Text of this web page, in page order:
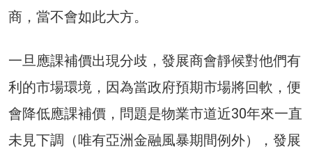
商，當不會如此大方。
一旦應課補價出現分歧，發展商會靜候對他們有
利的市場環境，因為當政府預期市場將回軟，便
會降低應課補價，問題是物業市道近30年來一直
未見下調（唯有亞洲金融風暴期間例外），發展